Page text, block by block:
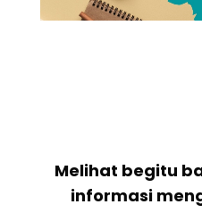
Melihat begitu
informasi